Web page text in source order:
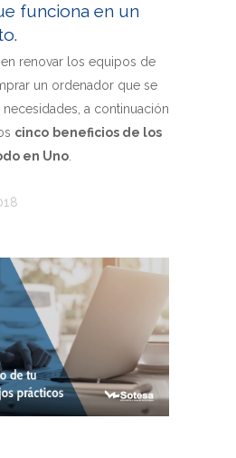
funciona en un
renovar los equipos de
un ordenador que se
a continuación
cinco beneficios de los
en Uno